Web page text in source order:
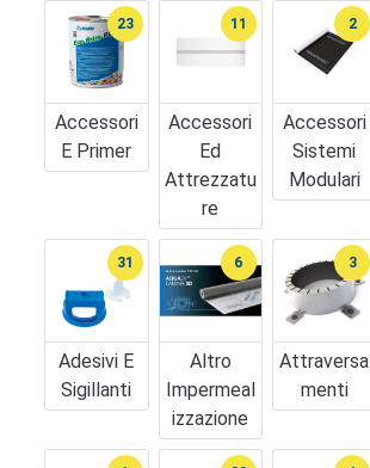
Accessori
E Primer
23
Accessori
Ed
Attrezzatu
Re
11
Accessori
Sistemi
Modulari
2
Adesivi E
Sigillanti
31
Altro
Impermeal
Izzazione
6
Attraversa
Menti
3